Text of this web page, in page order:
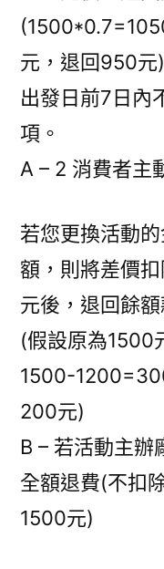
元，退回950元)
出發日前7日內
項。
A – 2 消費者主
若您更換活動
額，則將差價
元後，退回餘額
(假設原為1500
1500-
200元)
B – 若活動主辦
全額退費(不扣
1500元)